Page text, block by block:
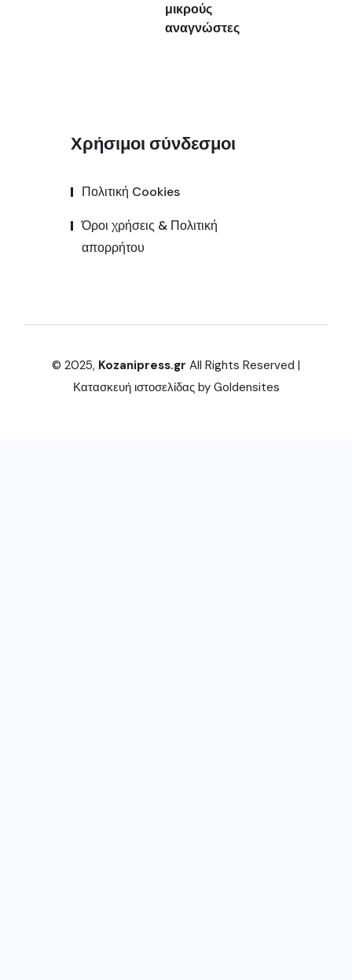
μικρούς
αναγνώστες
Χρήσιμοι σύνδεσμοι
Πολιτική Cookies
Όροι χρήσεις & Πολιτική
απορρήτου
© 2025, Kozanipress.gr All Rights Reserved |
Κατασκευή ιστοσελίδας by Goldensites